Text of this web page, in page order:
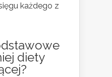
każdego z
diety